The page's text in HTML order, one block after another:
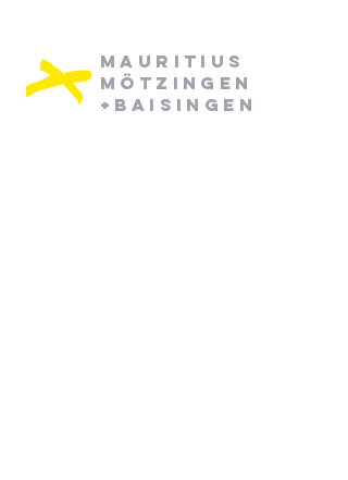
Mauritius
Mötzingen
+Baisingen